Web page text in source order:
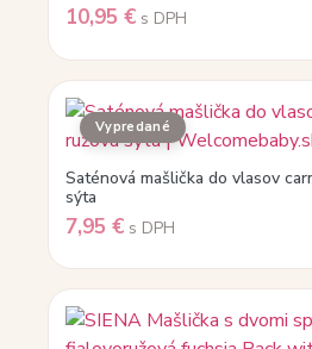
10,95 € s DPH
Saténová mašlička do vlasov
sýta
7,95 € s DPH